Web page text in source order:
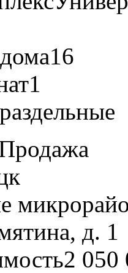
16
1
раздельные
д. 1
2 050